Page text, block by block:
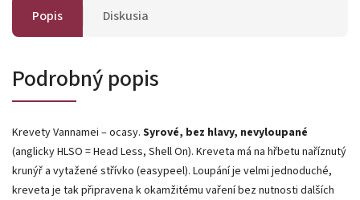
Popis Diskusia
Podrobný popis
Krevety Vannamei – ocasy. Syrové, bez hlavy, nevyloupané
(anglicky HLSO = Head Less, Shell On). Kreveta má na hřbetu naříznutý
krunýř a vytažené střívko (easypeel). Loupání je velmi jednoduché,
kreveta je tak připravena k okamžitému vaření bez nutnosti dalších